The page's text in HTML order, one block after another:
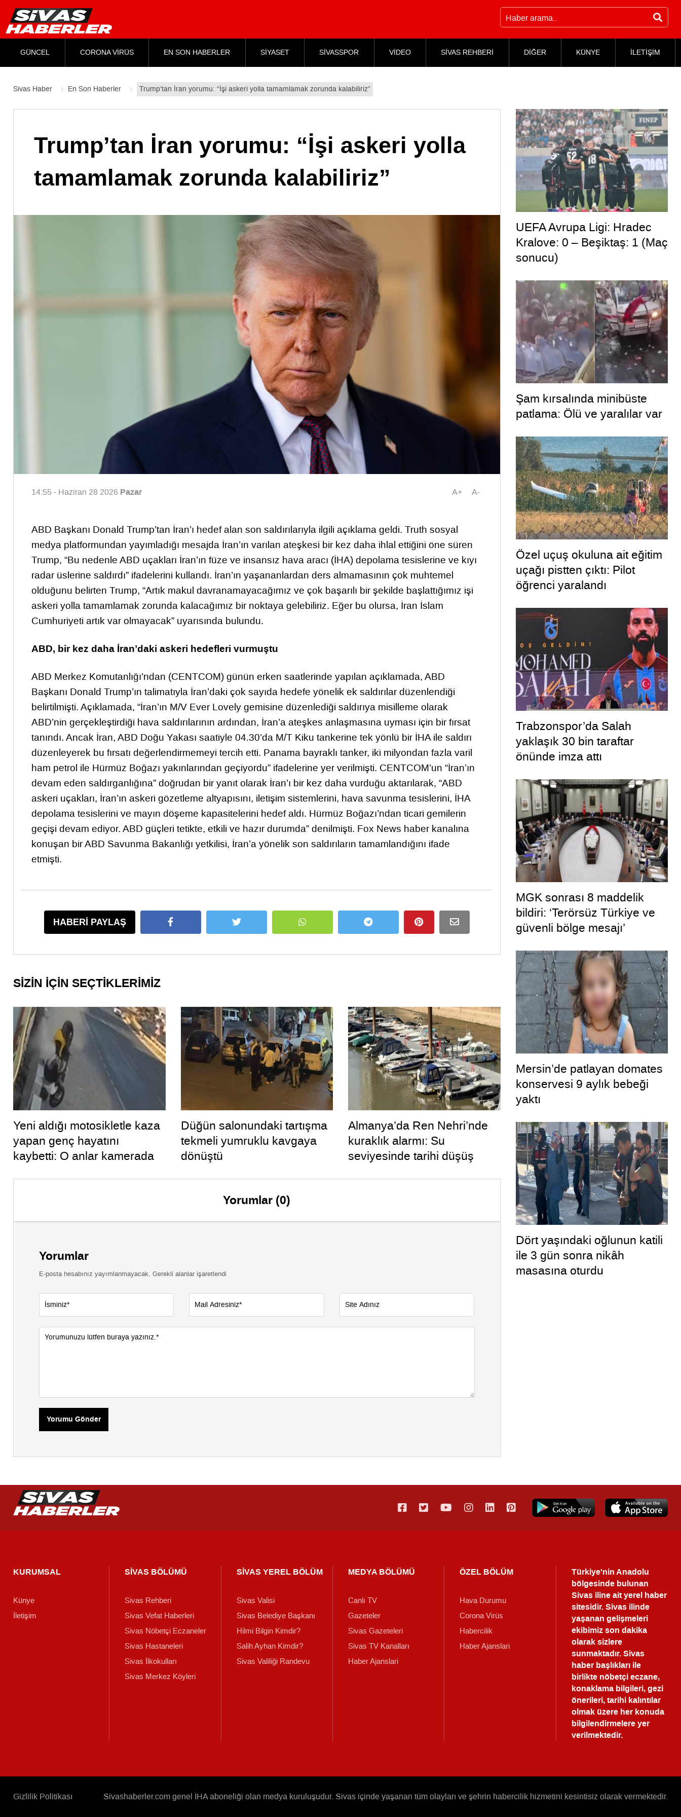
GÜNCEL CORONA VİRÜS EN SON HABERLER SİYASET SİVASSPOR VİDEO SİVAS REHBERİ DİĞER KÜNYE İLETİŞİM
Sivas Haber En Son Haberler Trump’tan İran yorumu: “İşi askeri yolla tamamlamak zorunda kalabiliriz”
Trump’tan İran yorumu: “İşi askeri yolla
tamamlamak zorunda kalabiliriz”
14:55 - Haziran 28 2026 Pazar A+ A-
ABD Başkanı Donald Trump’tan İran’ı hedef alan son saldırılarıyla ilgili açıklama geldi. Truth sosyal
medya platformundan yayımladığı mesajda İran’ın varılan ateşkesi bir kez daha ihlal ettiğini öne süren
Trump, “Bu nedenle ABD uçakları İran’ın füze ve insansız hava aracı (İHA) depolama tesislerine ve kıyı
radar üslerine saldırdı” ifadelerini kullandı. İran’ın yaşananlardan ders almamasının çok muhtemel
olduğunu belirten Trump, “Artık makul davranamayacağımız ve çok başarılı bir şekilde başlattığımız işi
askeri yolla tamamlamak zorunda kalacağımız bir noktaya gelebiliriz. Eğer bu olursa, İran İslam
Cumhuriyeti artık var olmayacak” uyarısında bulundu.
ABD, bir kez daha İran’daki askeri hedefleri vurmuştu
ABD Merkez Komutanlığı’ndan (CENTCOM) günün erken saatlerinde yapılan açıklamada, ABD
Başkanı Donald Trump’ın talimatıyla İran’daki çok sayıda hedefe yönelik ek saldırılar düzenlendiği
belirtilmişti. Açıklamada, “İran’ın M/V Ever Lovely gemisine düzenlediği saldırıya misilleme olarak
ABD’nin gerçekleştirdiği hava saldırılarının ardından, İran’a ateşkes anlaşmasına uyması için bir fırsat
tanındı. Ancak İran, ABD Doğu Yakası saatiyle 04.30’da M/T Kiku tankerine tek yönlü bir İHA ile saldırı
düzenleyerek bu fırsatı değerlendirmemeyi tercih etti. Panama bayraklı tanker, iki milyondan fazla varil
ham petrol ile Hürmüz Boğazı yakınlarından geçiyordu” ifadelerine yer verilmişti. CENTCOM’un “İran’ın
devam eden saldırganlığına” doğrudan bir yanıt olarak İran’ı bir kez daha vurduğu aktarılarak, “ABD
askeri uçakları, İran’ın askeri gözetleme altyapısını, iletişim sistemlerini, hava savunma tesislerini, İHA
depolama tesislerini ve mayın döşeme kapasitelerini hedef aldı. Hürmüz Boğazı’ndan ticari gemilerin
geçişi devam ediyor. ABD güçleri tetikte, etkili ve hazır durumda” denilmişti. Fox News haber kanalına
konuşan bir ABD Savunma Bakanlığı yetkilisi, İran’a yönelik son saldırıların tamamlandığını ifade
etmişti.
HABERİ PAYLAŞ
SİZİN İÇİN SEÇTİKLERİMİZ
Yeni aldığı motosikletle kaza
yapan genç hayatını
kaybetti: O anlar kamerada
Düğün salonundaki tartışma
tekmeli yumruklu kavgaya
dönüştü
Almanya’da Ren Nehri’nde
kuraklık alarmı: Su
seviyesinde tarihi düşüş
Yorumlar (0)
Yorumlar
E-posta hesabınız yayımlanmayacak. Gerekli alanlar işaretlendi
Yorumu Gönder
UEFA Avrupa Ligi: Hradec
Kralove: 0 – Beşiktaş: 1 (Maç
sonucu)
Şam kırsalında minibüste
patlama: Ölü ve yaralılar var
Özel uçuş okuluna ait eğitim
uçağı pistten çıktı: Pilot
öğrenci yaralandı
Trabzonspor’da Salah
yaklaşık 30 bin taraftar
önünde imza attı
MGK sonrası 8 maddelik
bildiri: ‘Terörsüz Türkiye ve
güvenli bölge mesajı’
Mersin’de patlayan domates
konservesi 9 aylık bebeği
yaktı
Dört yaşındaki oğlunun katili
ile 3 gün sonra nikâh
masasına oturdu
KURUMSAL
Künye
İletişim
SİVAS BÖLÜMÜ
Sivas Rehberi
Sivas Vefat Haberleri
Sivas Nöbetçi Eczaneler
Sivas Hastaneleri
Sivas İlkokulları
Sivas Merkez Köyleri
SİVAS YEREL BÖLÜM
Sivas Valisi
Sivas Belediye Başkanı
Hilmi Bilgin Kimdir?
Salih Ayhan Kimdir?
Sivas Valiliği Randevu
MEDYA BÖLÜMÜ
Canlı TV
Gazeteler
Sivas Gazeteleri
Sivas TV Kanalları
Haber Ajanslari
ÖZEL BÖLÜM
Hava Durumu
Corona Virüs
Habercilik
Haber Ajanslari
Türkiye'nin Anadolu
bölgesinde bulunan
Sivas iline ait yerel haber
sitesidir. Sivas ilinde
yaşanan gelişmeleri
ekibimiz son dakika
olarak sizlere
sunmaktadır.Sivas
haberbaşlıkları ile
birlikte nöbetçi eczane,
konaklama bilgileri, gezi
önerileri, tarihi kalıntılar
olmak üzere her konuda
bilgilendirmelere yer
verilmektedir.
Gizlilik Politikası Sivashaberler.com genel İHA aboneliği olan medya kuruluşudur. Sivas içinde yaşanan tüm olayları ve şehrin habercilik hizmetini kesintisiz olarak vermektedir.